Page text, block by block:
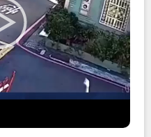
Play
Video